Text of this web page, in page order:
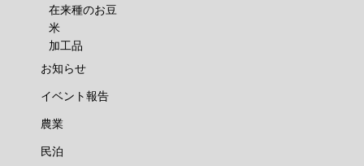
在来種のお豆
米
加工品
お知らせ
イベント報告
農業
民泊